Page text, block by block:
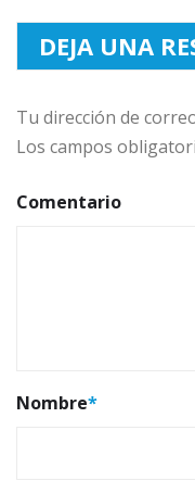
DEJA UNA
Tu dirección de
Los campos
Comentario
Nombre*